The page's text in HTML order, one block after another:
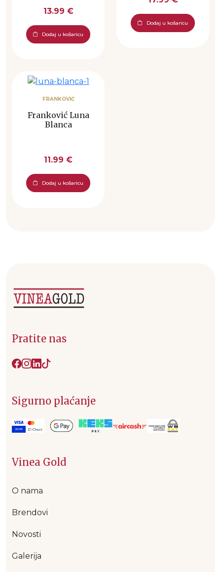
13.99 €
Dodaj u košaricu
Dodaj u košaricu
FRANKOVIĆ
Franković Luna
Blanca
11.99 €
Dodaj u košaricu
Pratite nas
Sigurno plaćanje
Vinea Gold
O nama
Brendovi
Novosti
Galerija